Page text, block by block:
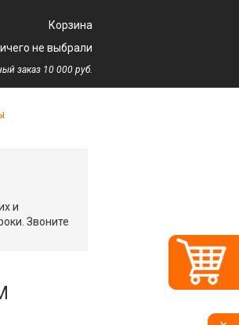
Корзина
не выбрали
заказ 10 000 руб.
и
Звоните